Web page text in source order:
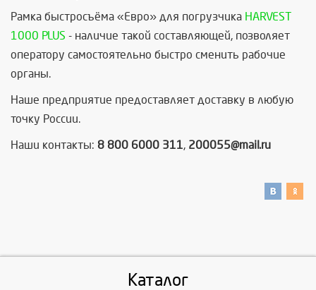
Рамка быстросъёма «Евро» для погрузчика HARVEST
1000 PLUS - наличие такой составляющей, позволяет
оператору самостоятельно быстро сменить рабочие
органы.
Наше предприятие предоставляет доставку в любую
точку России.
Наши контакты: 8 800 6000 311, 200055@mail.ru
Каталог